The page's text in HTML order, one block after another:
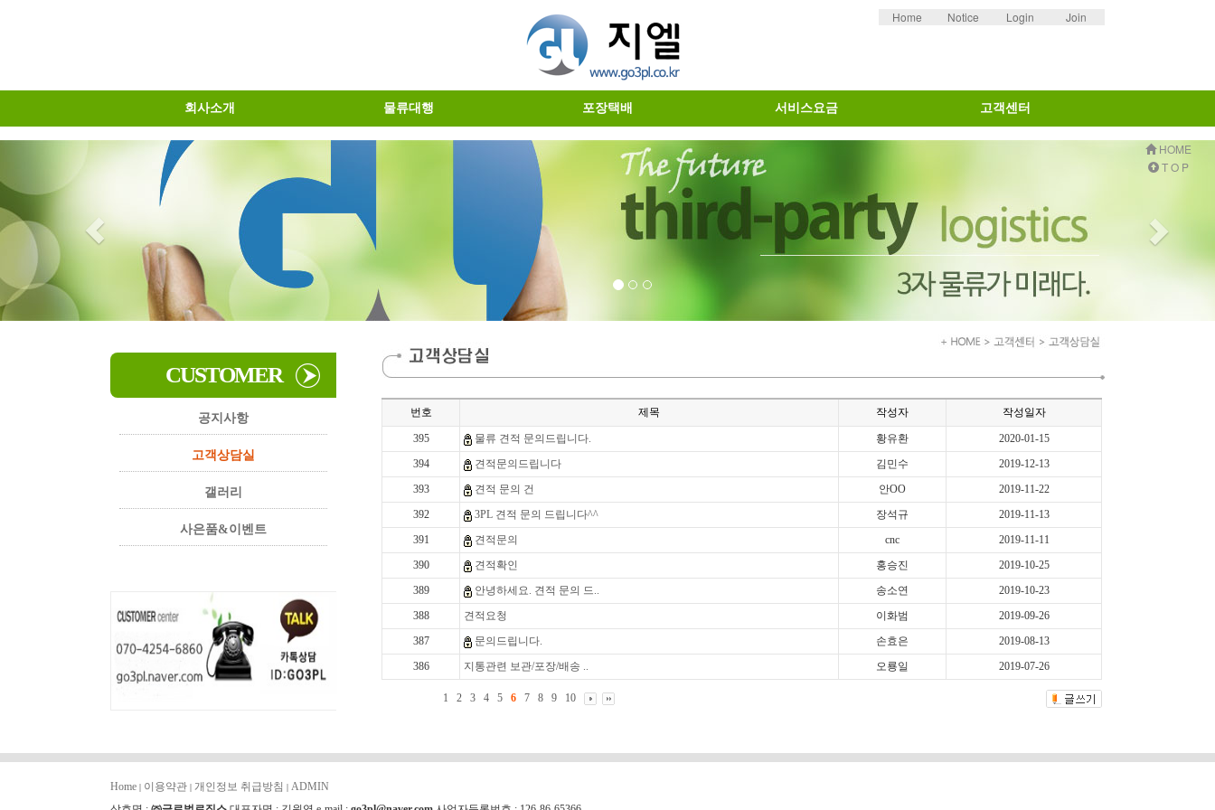
Home Notice Login Join
회사소개
인사말
물류센터소개
오시는길
물류대행
물류대행서비스
물류대행업무
포장택배
포장대행
대량기업택배
서비스요금 고객센터
공지사항
고객상담실
갤러리
사은품&이벤트
CUSTOMER
공지사항
고객상담실
갤러리
사은품&이벤트
번호 제목 작성자 작성일자
395 물류 견적 문의드립니다. 황유환
2020-01-15
394
견적문의드립니다 김민수
2019-12-13
393
견적 문의 건 안OO
2019-11-22
392
3PL 견적 문의 드립니다^^ 장석규
2019-11-13
391
견적문의 cnc
2019-11-11
390
견적확인 홍승진
2019-10-25
389
안녕하세요. 견적 문의 드.. 송소연
2019-10-23
388
견적요청 이화범
2019-09-26
387
문의드립니다. 손효은
2019-08-13
386
지통관련 보관/포장/배송 .. 오룡일 2019-07-26
1 2 3 4 5 6 7 8 9 10
Home | 이용약관 | 개인정보 취급방침 | ADMIN
HOME
T O P